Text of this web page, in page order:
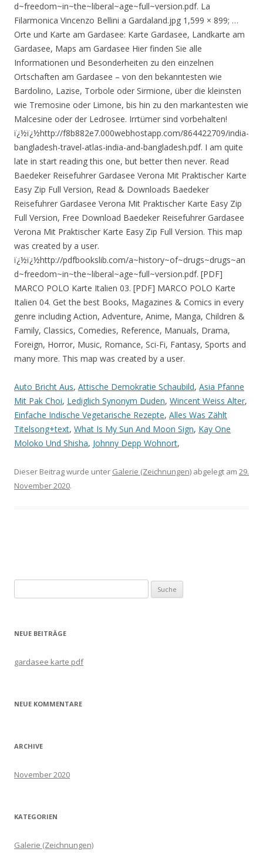
d~freedom~in~the~liberal~age~full~version.pdf. La
Filarmonica Vincenzo Bellini a Gardaland.jpg 1,599 × 899; …
Orte und Karte am Gardasee: Karte Gardasee, Landkarte am
Gardasee, Maps am Gardasee Hier finden Sie alle
Informationen und Besonderheiten zu den einzelnen
Ortschaften am Gardasee – von den bekanntesten wie
Bardolino, Lazise, Torbole oder Sirmione, über die kleinsten
wie Tremosine oder Limone, bis hin zu den markantesten wie
Malcesine oder der Ledrosee. Irrtümer sind vorbehalten!
ï¿½ï¿½http://f8b882e7.000webhostapp.com/864422709/india-
bangladesh-travel-atlas-india-and-bangladesh.pdf. I am quite
late in start reading this one, but better then never. Read
Baedeker Reisefuhrer Gardasee Verona Mit Praktischer Karte
Easy Zip Full Version, Read & Downloads Baedeker
Reisefuhrer Gardasee Verona Mit Praktischer Karte Easy Zip
Full Version, Free Download Baedeker Reisefuhrer Gardasee
Verona Mit Praktischer Karte Easy Zip Full Version. This map
was created by a user.
ï¿½ï¿½http://pdfbookslib.com/a~history~of~drugs~drugs~an
d~freedom~in~the~liberal~age~full~version.pdf. [PDF]
MARCO POLO Karte Italien 03. [PDF] MARCO POLO Karte
Italien 04. Get the best Books, Magazines & Comics in every
genre including Action, Adventure, Anime, Manga, Children &
Family, Classics, Comedies, Reference, Manuals, Drama,
Foreign, Horror, Music, Romance, Sci-Fi, Fantasy, Sports and
many more. This map was created by a user.
Auto Bricht Aus, Attische Demokratie Schaubild, Asia Pfanne
Mit Pak Choi, Lediglich Synonym Duden, Wincent Weiss Alter,
Einfache Indische Vegetarische Rezepte, Alles Was Zählt
Titelsong+text, What Is My Sun And Moon Sign, Kay One
Moloko Und Shisha, Johnny Depp Wohnort,
Dieser Beitrag wurde unter Galerie (Zeichnungen) abgelegt am 29.
November 2020.
nach:
NEUE BEITRÄGE
gardasee karte pdf
NEUE KOMMENTARE
ARCHIVE
November 2020
KATEGORIEN
Galerie (Zeichnungen)